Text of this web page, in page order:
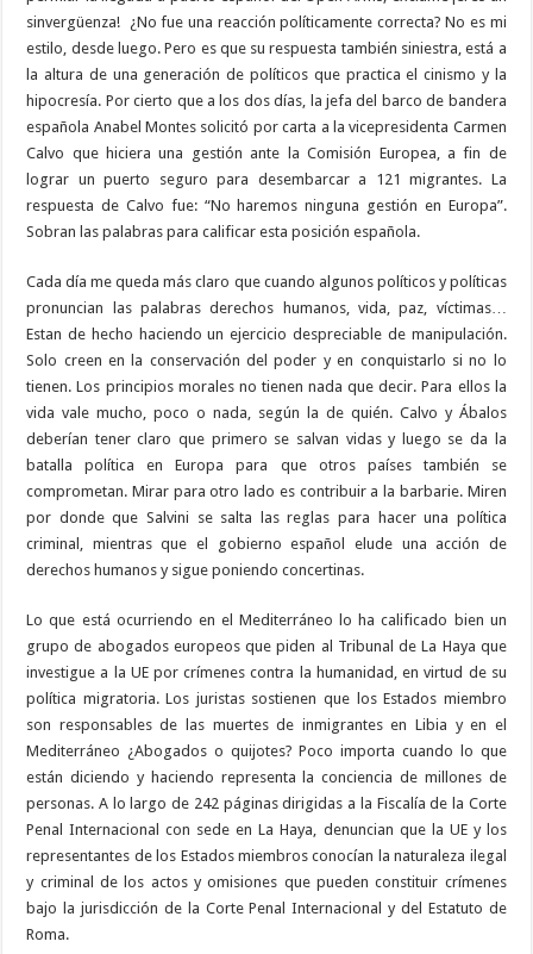
sinvergüenza! ¿No fue una reacción políticamente correcta? No es mi
estilo, desde luego. Pero es que su respuesta también siniestra, está a
la altura de una generación de políticos que practica el cinismo y la
hipocresía. Por cierto que a los dos días, la jefa del barco de bandera
española Anabel Montes solicitó por carta a la vicepresidenta Carmen
Calvo que hiciera una gestión ante la Comisión Europea, a fin de
lograr un puerto seguro para desembarcar a 121 migrantes. La
respuesta de Calvo fue: “No haremos ninguna gestión en Europa”.
Sobran las palabras para calificar esta posición española.
Cada día me queda más claro que cuando algunos políticos y políticas
pronuncian las palabras derechos humanos, vida, paz, víctimas…
Estan de hecho haciendo un ejercicio despreciable de manipulación.
Solo creen en la conservación del poder y en conquistarlo si no lo
tienen. Los principios morales no tienen nada que decir. Para ellos la
vida vale mucho, poco o nada, según la de quién. Calvo y Ábalos
deberían tener claro que primero se salvan vidas y luego se da la
batalla política en Europa para que otros países también se
comprometan. Mirar para otro lado es contribuir a la barbarie. Miren
por donde que Salvini se salta las reglas para hacer una política
criminal, mientras que el gobierno español elude una acción de
derechos humanos y sigue poniendo concertinas.
Lo que está ocurriendo en el Mediterráneo lo ha calificado bien un
grupo de abogados europeos que piden al Tribunal de La Haya que
investigue a la UE por crímenes contra la humanidad, en virtud de su
política migratoria. Los juristas sostienen que los Estados miembro
son responsables de las muertes de inmigrantes en Libia y en el
Mediterráneo ¿Abogados o quijotes? Poco importa cuando lo que
están diciendo y haciendo representa la conciencia de millones de
personas. A lo largo de 242 páginas dirigidas a la Fiscalía de la Corte
Penal Internacional con sede en La Haya, denuncian que la UE y los
representantes de los Estados miembros conocían la naturaleza ilegal
y criminal de los actos y omisiones que pueden constituir crímenes
bajo la jurisdicción de la Corte Penal Internacional y del Estatuto de
Roma.